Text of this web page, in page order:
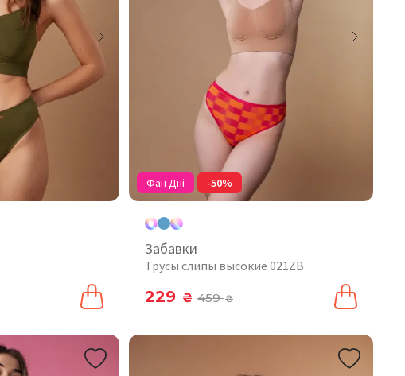
Фан Дні -50%
Забавки
Трусы слипы высокие 021ZB
229 ₴ 459₴